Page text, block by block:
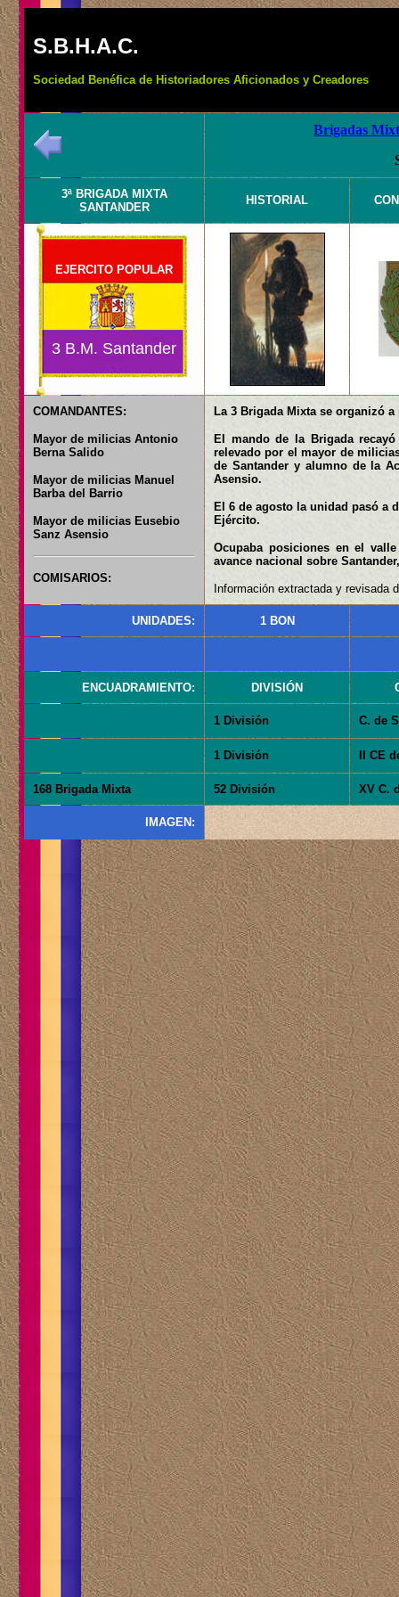
S.B.H.A.C.
Sociedad Benéfica de Historiadores Aficionados y Creadores
Brigadas
3ª BRIGADA MIXTA
SANTANDER
HISTORIAL
EJERCITO POPULAR
3 B.M. Santander
COMANDANTES:
Mayor de milicias Antonio
Berna Salido
Mayor de milicias Manuel
Barba del Barrio
Mayor de milicias Eusebio
Sanz Asensio
COMISARIOS:
La 3 Brigada Mixta se organizó
El mando de la Brigada
relevado por el mayor de
de Santander y alumno de la
Asensio.
El 6 de agosto la unidad pasó a
Ejército.
Ocupaba posiciones en el
avance nacional sobre
Información extractada y revisada
UNIDADES: 1 BON
ENCUADRAMIENTO: DIVISIÓN
1 División C. de
1 División II CE
168 Brigada Mixta 52 División XV C.
IMAGEN: